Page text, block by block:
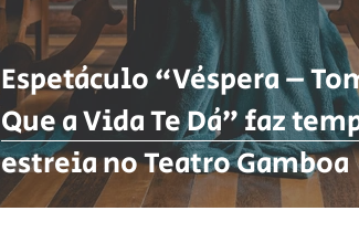
Espetáculo “Véspera –
Que a Vida Te Dá” faz
estreia no Teatro Gamboa